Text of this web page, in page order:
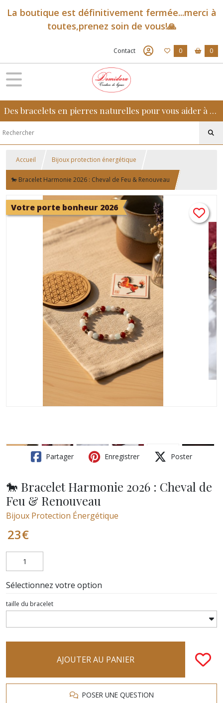
La boutique est définitivement fermée...merci à
toutes,prenez soin de vous!🙏
Contact 0 0
Des bracelets en pierres naturelles pour vous aider à retrouver sérénité, confiance et équilibre au quotidien
Accueil Bijoux protection énergétique
🐎 Bracelet Harmonie 2026 : Cheval de Feu & Renouveau
Votre porte bonheur 2026
Partager Enregistrer Poster
🐎 Bracelet Harmonie 2026 : Cheval de
Feu & Renouveau
Bijoux Protection Énergétique
23€
Sélectionnez votre option
taille du bracelet
AJOUTER AU PANIER
POSER UNE QUESTION